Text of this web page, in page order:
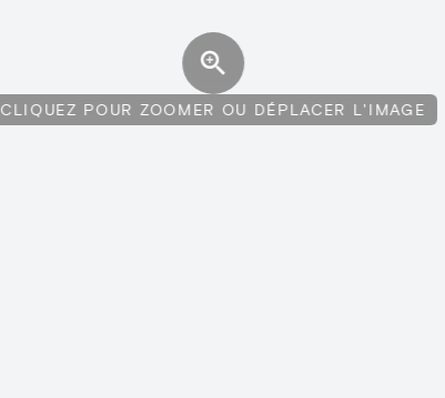
CLIQUEZ POUR ZOOMER OU DÉPLACER L'IMAGE